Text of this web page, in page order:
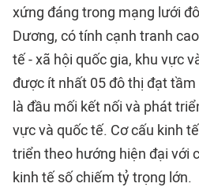
xứng đáng trong mạng lưới
Dương, có tính cạnh tranh
tế - xã hội quốc gia, khu vực
được ít nhất 05 đô thị đạt
là đầu mối kết nối và phát
vực và quốc tế. Cơ cấu kinh
triển theo hướng hiện đại với
kinh tế số chiếm tỷ trọng lớn.